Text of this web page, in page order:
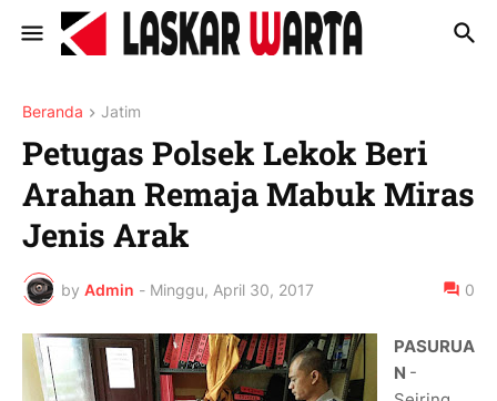
Beranda Jatim
Petugas Polsek Lekok Beri
Arahan Remaja Mabuk Miras
Jenis Arak
by Admin - Minggu, April 30, 2017 0
PASURUA
N -